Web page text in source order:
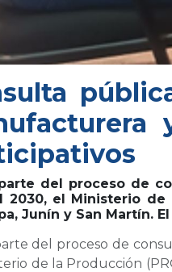
del proceso de
2030, el Ministerio
Junín y San Martín.
del proceso de
de la Producción